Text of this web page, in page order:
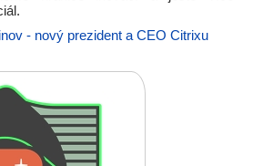
- nový prezident a CEO Citrixu